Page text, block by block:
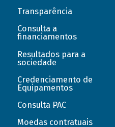
Transparência
Consulta a
financiamentos
Resultados para a
sociedade
Credenciamento de
Equipamentos
Consulta PAC
Moedas contratuais